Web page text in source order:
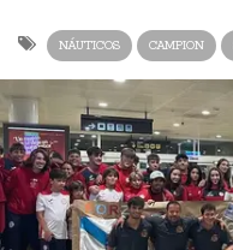
NÁUTICOS CAMPION